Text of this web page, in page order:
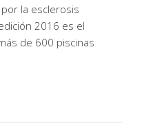
la esclerosis
2016 es el
de 600 piscinas